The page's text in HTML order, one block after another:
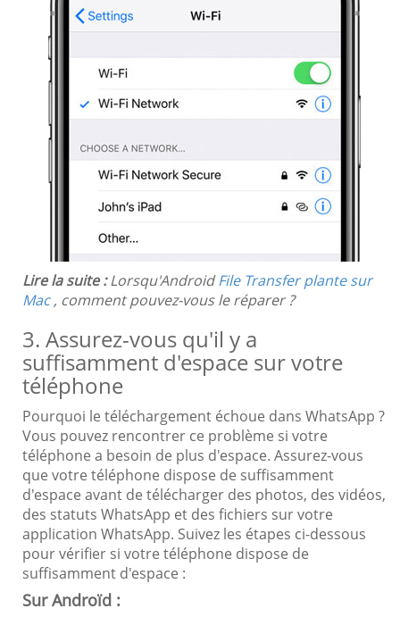
Lire la suite :Lorsqu'AndroidFile Transfer plante sur
Mac, comment pouvez-vous le réparer ?
3. Assurez-vous qu'il y a
suffisamment d'espace sur votre
téléphone
Pourquoi le téléchargement échoue dans WhatsApp ?
Vous pouvez rencontrer ce problème si votre
téléphone a besoin de plus d'espace. Assurez-vous
que votre téléphone dispose de suffisamment
d'espace avant de télécharger des photos, des vidéos,
des statuts WhatsApp et des fichiers sur votre
application WhatsApp. Suivez les étapes ci-dessous
pour vérifier si votre téléphone dispose de
suffisamment d'espace :
Sur Androïd :